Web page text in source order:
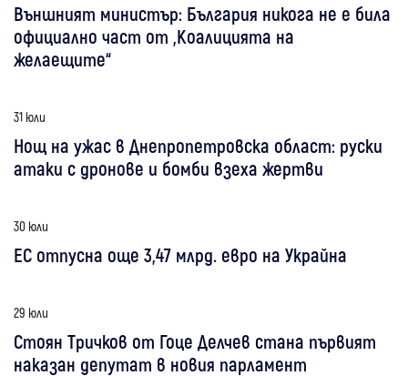
Външният министър: България никога не е била
официално част от „Коалицията на
желаещите“
31 юли
Нощ на ужас в Днепропетровска област: руски
атаки с дронове и бомби взеха жертви
30 юли
ЕС отпусна още 3,47 млрд. евро на Украйна
29 юли
Стоян Тричков от Гоце Делчев стана първият
наказан депутат в новия парламент